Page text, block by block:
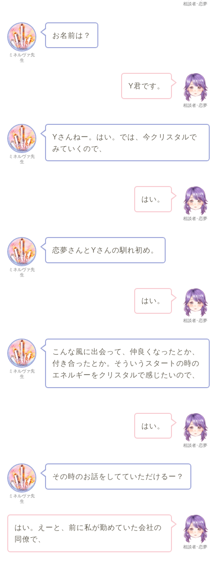
相談者･恋夢
ミネルヴァ先
生
お名前は？
相談者･恋夢
Y君です。
ミネルヴァ先
生
Yさんねー。はい。では、今クリスタルで
みていくので、
相談者･恋夢
はい。
ミネルヴァ先
生
恋夢さんとYさんの馴れ初め。
相談者･恋夢
はい。
ミネルヴァ先
生
こんな風に出会って、仲良くなったとか、
付き合ったとか。そういうスタートの時の
エネルギーをクリスタルで感じたいので、
相談者･恋夢
はい。
ミネルヴァ先
生
その時のお話をしてていただけるー？
相談者･恋夢
はい。えーと、前に私が勤めていた会社の
同僚で、